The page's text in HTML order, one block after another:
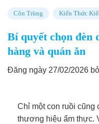
Côn Trùng Kiến Thức
Bí quyết chọn đèn
hàng và quán ăn
Đăng ngày 27/02/2026
Chỉ một con ruồi cũng
thương hiệu ẩm thực.